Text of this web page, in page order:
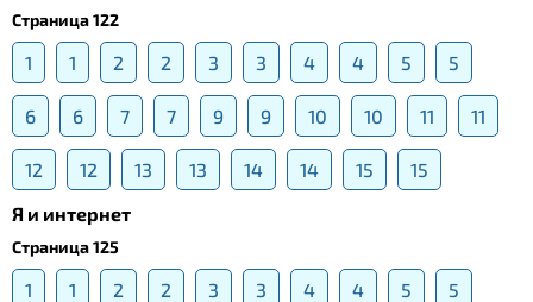
Страница 122
1 1 2 2 3 3 4 4 5 5
6 6 7 7 9 9 10 10 11 11
12 12 13 13 14 14 15
15
Я и интернет
Страница 125
1 1 2 2 3 3 4 4 5 5